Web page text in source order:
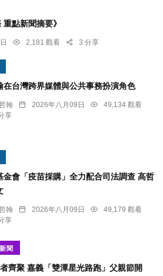
點新聞摘要》
2,181 觀看 3 分享
在台灣跨界媒體與公共事務扮演角色
翰 2026年八月09日
49,134 觀看
享
金會「疫苗採購」全力配合司法調查 高哲
翰 2026年八月09日
49,179 觀看
享
聞
齊聚 嘉義「雙潭星光路跑」父親節開